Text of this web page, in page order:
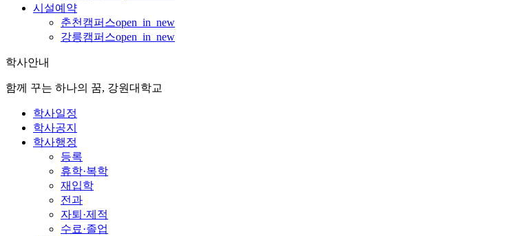
시설예약
춘천캠퍼스open_in_new
강릉캠퍼스open_in_new
학사안내
함께 꾸는 하나의 꿈, 강원대학교
학사일정
학사공지
학사행정
등록
휴학·복학
재입학
전과
자퇴·제적
수료·졸업